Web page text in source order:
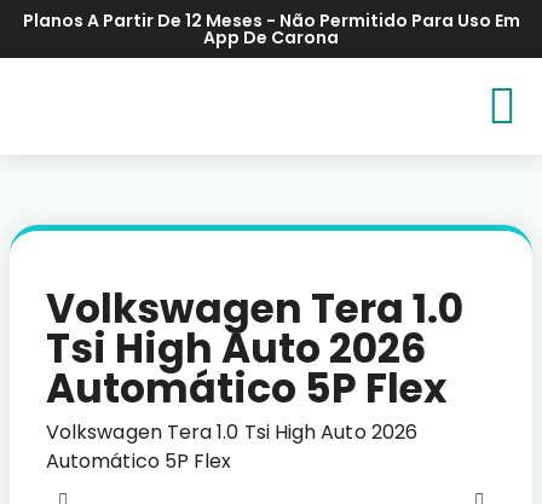
Planos A Partir De 12 Meses - Não Permitido Para Uso Em
App De Carona
Volkswagen Tera 1.0
Tsi High Auto 2026
Automático 5P Flex
Volkswagen Tera 1.0 Tsi High Auto 2026
Automático 5P Flex